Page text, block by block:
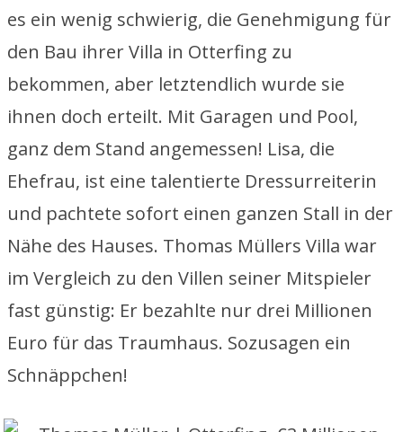
es ein wenig schwierig, die Genehmigung für
den Bau ihrer Villa in Otterfing zu
bekommen, aber letztendlich wurde sie
ihnen doch erteilt. Mit Garagen und Pool,
ganz dem Stand angemessen! Lisa, die
Ehefrau, ist eine talentierte Dressurreiterin
und pachtete sofort einen ganzen Stall in der
Nähe des Hauses. Thomas Müllers Villa war
im Vergleich zu den Villen seiner Mitspieler
fast günstig: Er bezahlte nur drei Millionen
Euro für das Traumhaus. Sozusagen ein
Schnäppchen!